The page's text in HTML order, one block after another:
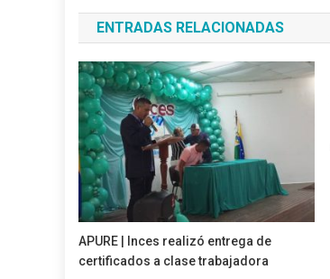
entradas
ENTRADAS RELACIONADAS
APURE | Inces realizó entrega de
certificados a clase trabajadora